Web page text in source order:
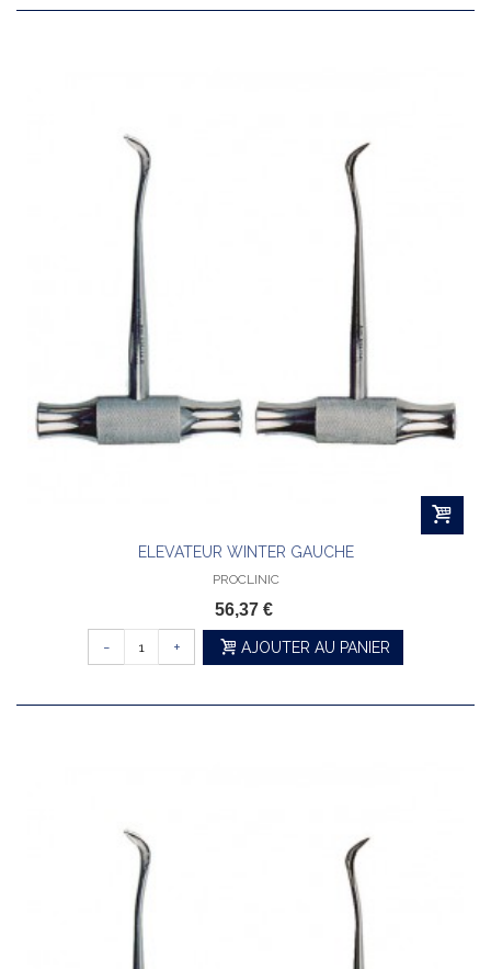
ELEVATEUR WINTER GAUCHE
PROCLINIC
56,37 €
- + AJOUTER AU PANIER